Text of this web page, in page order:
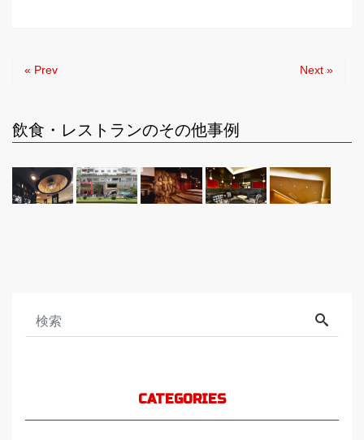
« Prev Next »
飲食・レストランのその他事例
CATEGORIES